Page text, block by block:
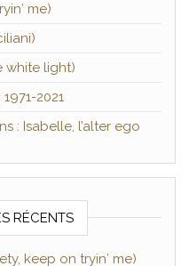
me)
white light)
2021
: Isabelle, l’alter ego
RÉCENTS
keep on tryin′ me)